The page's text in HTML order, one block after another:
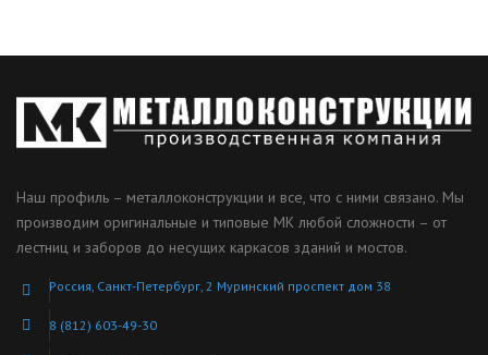
Наш профиль – металлоконструкции и все, что с ними связано. Мы
производим оригинальные и типовые МК любой сложности – от
лестниц и заборов до несущих каркасов зданий и мостов.
Россия, Санкт-Петербург, 2 Муринский проспект дом 38
8 (812) 603-49-30